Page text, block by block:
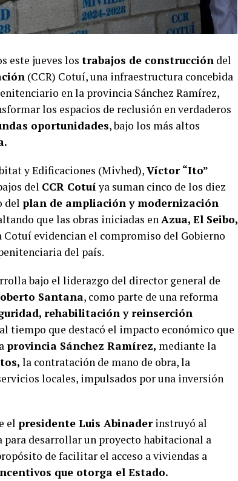
este jueves los trabajos de construcción del
(CCR) Cotuí, una infraestructura concebida
en la provincia Sánchez Ramírez,
los espacios de reclusión en verdaderos
oportunidades, bajo los más altos
y Edificaciones (Mivhed),Víctor “Ito”
del CCR Cotuíya suman cinco de los diez
del plan de ampliación y modernización
que las obras iniciadas enAzua, El Seibo,
Cotuí evidencian el compromiso del Gobierno
del país.
bajo el liderazgo del director general de
Santana, como parte de una reforma
rehabilitación y reinserción
tiempo que destacó el impacto económico que
provincia Sánchez Ramírez, mediante la
la contratación de mano de obra, la
locales, impulsados por una inversión
el presidente Luis Abinaderinstruyó al
desarrollar un proyecto habitacional a
de facilitar el acceso a viviendas a
que otorga el Estado.